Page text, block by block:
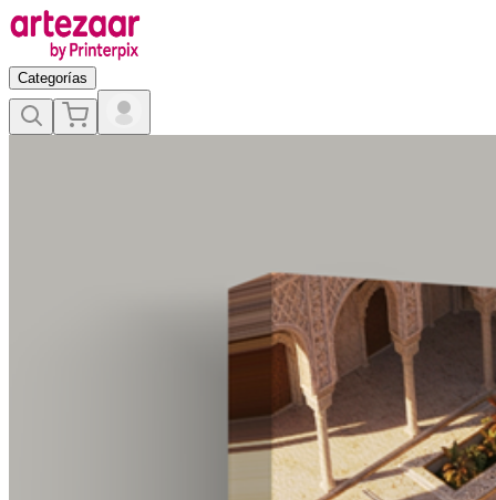
Categorías